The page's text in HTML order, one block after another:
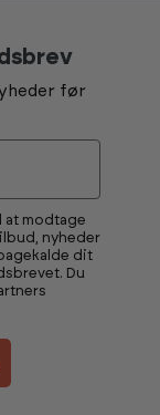
før
at modtage
nyheder
dit
Du